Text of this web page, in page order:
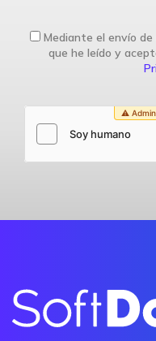
Mediante el envío
que he leído y